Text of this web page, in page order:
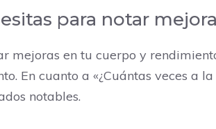
para notar
mejoras en tu cuerpo y
En cuanto a «¿Cuántas veces a
notables.